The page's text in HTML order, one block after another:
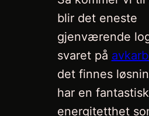
blir det eneste
gjenværende
svaret på
det finnes
har en fantastisk
energitetthet